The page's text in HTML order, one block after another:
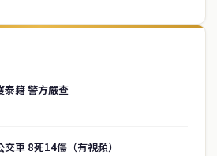
泰籍 警方嚴查
車 8死14傷（有視頻）
家總部設於曼谷的中文新聞媒體，致力於
華人社群與社會時事，為在泰華人讀者提
聞內容。
↑ 回到頂端